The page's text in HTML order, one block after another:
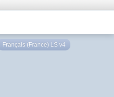
Français (France) LS v4